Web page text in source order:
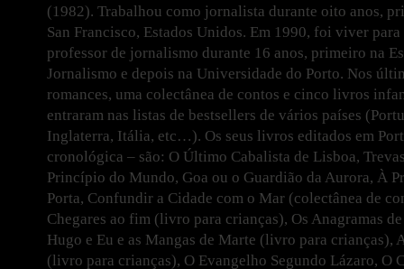
(1982). Trabalhou como jornalista durante oito anos,
San Francisco, Estados Unidos. Em 1990, foi viver
professor de jornalismo durante 16 anos, primeiro na
Jornalismo e depois na Universidade do Porto. Nos
romances, uma colectânea de contos e cinco livros
entraram nas listas de bestsellers de vários países
Inglaterra, Itália, etc…). Os seus livros editados em
cronológica – são: O Último Cabalista de Lisboa,
Princípio do Mundo, Goa ou o Guardião da Aurora, À
Porta, Confundir a Cidade com o Mar (colectânea de
Chegares ao fim (livro para crianças), Os Anagramas
Hugo e Eu e as Mangas de Marte (livro para crianças),
(livro para crianças), O Evangelho Segundo Lázaro, O